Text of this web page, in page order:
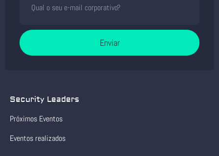
Enviar
Security Leaders
Próximos Eventos
Eventos realizados